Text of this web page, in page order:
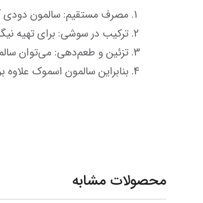
مصرف مستقیم: سالمون دودی آماده مصرف است و می‌توان آن
ترکیب در سوشی: برای تهیه
تزئین و طعم‌دهی: می‌توان سالمون دودی را با سبزیجات تازه، سس سویا، توبیکو و سایر چاشنی‌های آسیایی ترکیب کرده و سوشی‌ای حرفه‌ای و خوش‌طعم آماده کرد.
بنابراین سالمون اسموک علاوه بر راحتی مصرف، انتخابی عالی
محصولات مشابه